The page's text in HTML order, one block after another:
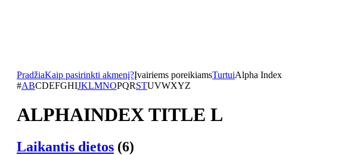
PradžiaKaip pasirinkti akmenį?Įvairiems poreikiamsTurtuiAlpha Index
#ABCDEFGHIJKLMNOPQRSTUVWXYZ
ALPHAINDEX TITLE L
Laikantis dietos (6)